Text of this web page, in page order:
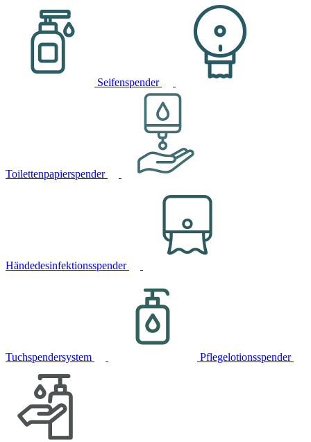
Seifenspender
Toilettenpapierspender
Händedesinfektionsspender
Tuchspendersystem Pflegelotionsspender